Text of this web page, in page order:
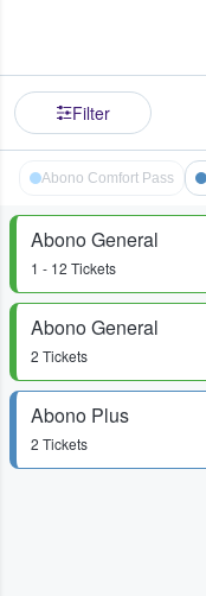
Filter
Abono Comfort Pass
Abono General
1 - 12 Tickets
Abono General
2 Tickets
Abono Plus
2 Tickets